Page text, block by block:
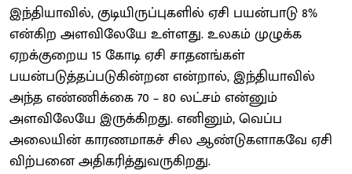
இந்தியாவில், குடியிருப்புகளில் ஏசி பயன்பாடு 8%
என்கிற அளவிலேயே உள்ளது. உலகம் முழுக்க
ஏறக்குறைய 15 கோடி ஏசி சாதனங்கள்
பயன்படுத்தப்படுகின்றன என்றால், இந்தியாவில்
அந்த எண்ணிக்கை 70 – 80 லட்சம் என்னும்
அளவிலேயே இருக்கிறது. எனினும், வெப்ப
அலையின் காரணமாகச் சில ஆண்டுகளாகவே ஏசி
விற்பனை அதிகரித்துவருகிறது.